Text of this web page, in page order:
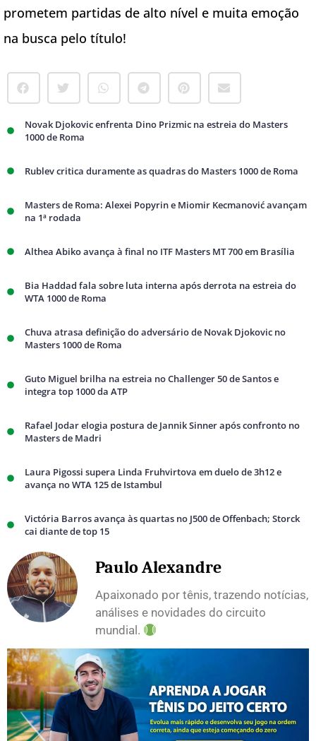
prometem partidas de alto nível e muita emoção
na busca pelo título!
Novak Djokovic enfrenta Dino Prizmic na estreia do Masters
1000 de Roma
Rublev critica duramente as quadras do Masters 1000 de Roma
Masters de Roma: Alexei Popyrin e Miomir Kecmanović avançam
na 1ª rodada
Althea Abiko avança à final no ITF Masters MT 700 em Brasília
Bia Haddad fala sobre luta interna após derrota na estreia do
WTA 1000 de Roma
Chuva atrasa definição do adversário de Novak Djokovic no
Masters 1000 de Roma
Guto Miguel brilha na estreia no Challenger 50 de Santos e
integra top 1000 da ATP
Rafael Jodar elogia postura de Jannik Sinner após confronto no
Masters de Madri
Laura Pigossi supera Linda Fruhvirtova em duelo de 3h12 e
avança no WTA 125 de Istambul
Victória Barros avança às quartas no J500 de Offenbach; Storck
cai diante de top 15
Paulo Alexandre
Apaixonado por tênis, trazendo notícias,
análises e novidades do circuito
mundial.